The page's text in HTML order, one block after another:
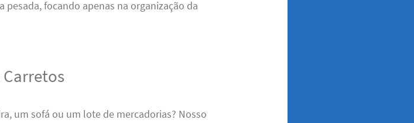
focando apenas na organização da
um sofá ou um lote de mercadorias? Nosso